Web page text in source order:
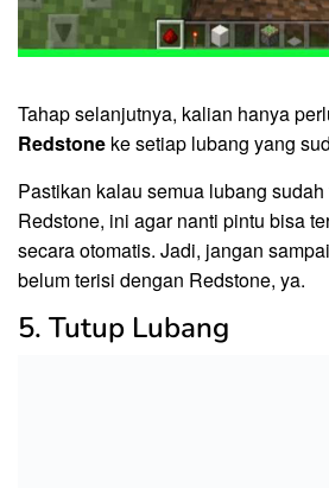
Tahap selanjutnya, kalian hanya
Redstone ke setiap lubang yang
Pastikan kalau semua lubang
Redstone, ini agar nanti pintu bisa
secara otomatis. Jadi, jangan
belum terisi dengan Redstone, ya.
5. Tutup Lubang